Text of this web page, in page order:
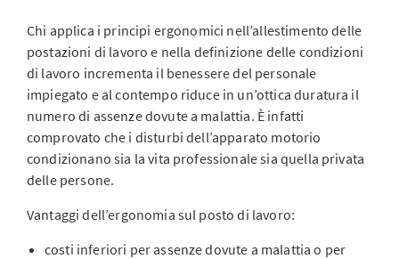
Chi applica i principi ergonomici nell’allestimento delle
postazioni di lavoro e nella definizione delle condizioni
di lavoro incrementa il benessere del personale
impiegato e al contempo riduce in un’ottica duratura il
numero di assenze dovute a malattia. È infatti
comprovato che i disturbi dell’apparato motorio
condizionano sia la vita professionale sia quella privata
delle persone.
Vantaggi dell’ergonomia sul posto di lavoro:
costi inferiori per assenze dovute a malattia o per